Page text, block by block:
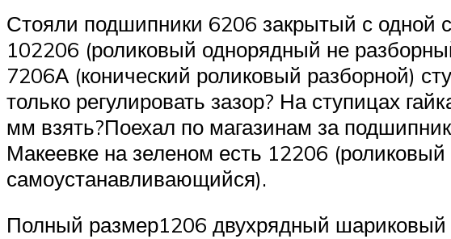
Стояли подшипники 6206 закрытый с
102206 (роликовый однорядный не
7206А (конический роликовый разборной)
только регулировать зазор? На ступицах
мм взять?Поехал по магазинам за
Макеевке на зеленом есть 12206
самоустанавливающийся).
Полный размер1206 двухрядный шариковый